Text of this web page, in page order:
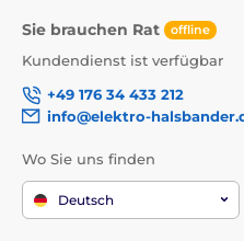
Sie brauchen Rat offline
Kundendienst ist verfügbar
+49 176 34 433 212
info@elektro-
Wo Sie uns finden
Deutsch